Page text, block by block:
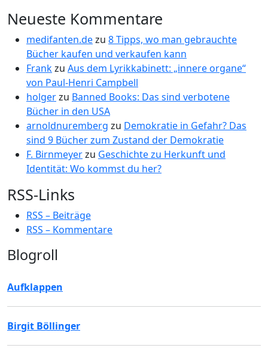
Neueste Kommentare
medifanten.dezu 8 Tipps, wo man gebrauchte
Bücher kaufen und verkaufen kann
Frankzu Aus dem Lyrikkabinett: „innere organe“
von Paul-Henri Campbell
holgerzu Banned Books: Das sind verbotene
Bücher in den USA
arnoldnuremberg zu Demokratie in Gefahr? Das
sind 9 Bücher zum Zustand der Demokratie
F. Birnmeyerzu Geschichte zu Herkunft und
Identität: Wo kommst du her?
RSS-Links
RSS – Beiträge
RSS – Kommentare
Blogroll
Aufklappen
Birgit Böllinger